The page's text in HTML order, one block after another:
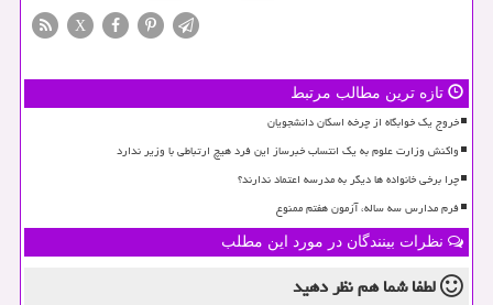
X
تازه ترین مطالب مرتبط
خروج یک خوابگاه از چرخه اسکان دانشجویان
واکنش وزارت علوم به یک انتساب خبرساز این فرد هیچ ارتباطی با وزیر ندارد
چرا برخی خانواده ها دیگر به مدرسه اعتماد ندارند؟
فرم مدارس سه ساله، آزمون هفتم ممنوع
نظرات بینندگان در مورد این مطلب
لطفا شما همنظر دهید